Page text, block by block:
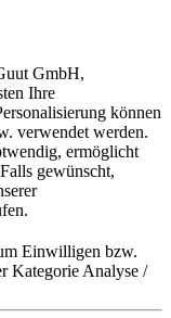
GmbH,
Ihre
können
verwendet werden.
ermöglicht
gewünscht,
Einwilligen bzw.
Kategorie Analyse /